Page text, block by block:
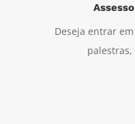
Deseja entrar
palestras,